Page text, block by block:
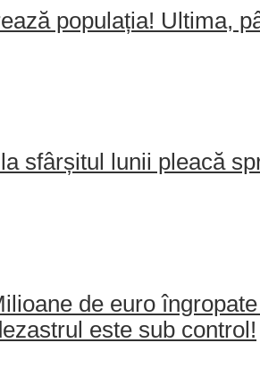
populația! Ultima,
sfârșitul lunii pleacă
de euro
este sub control!